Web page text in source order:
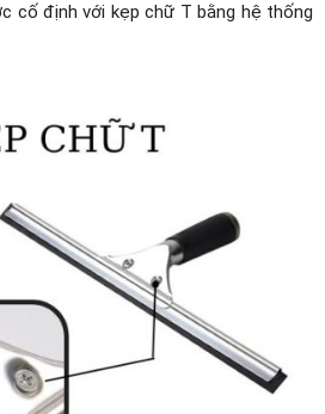
cố định với kẹp chữ T bằng hệ thống